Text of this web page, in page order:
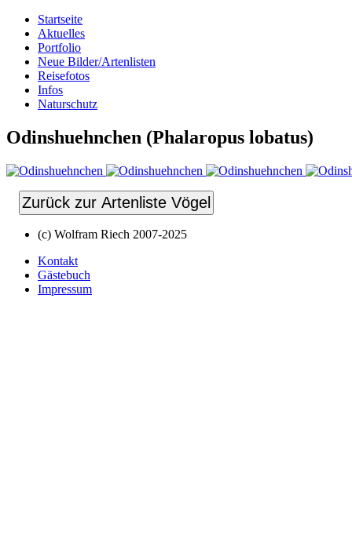
Startseite
Aktuelles
Portfolio
Neue Bilder/Artenlisten
Reisefotos
Infos
Naturschutz
Odinshuehnchen (Phalaropus lobatus)
Zurück zur Artenliste Vögel
(c) Wolfram Riech 2007-2025
Kontakt
Gästebuch
Impressum